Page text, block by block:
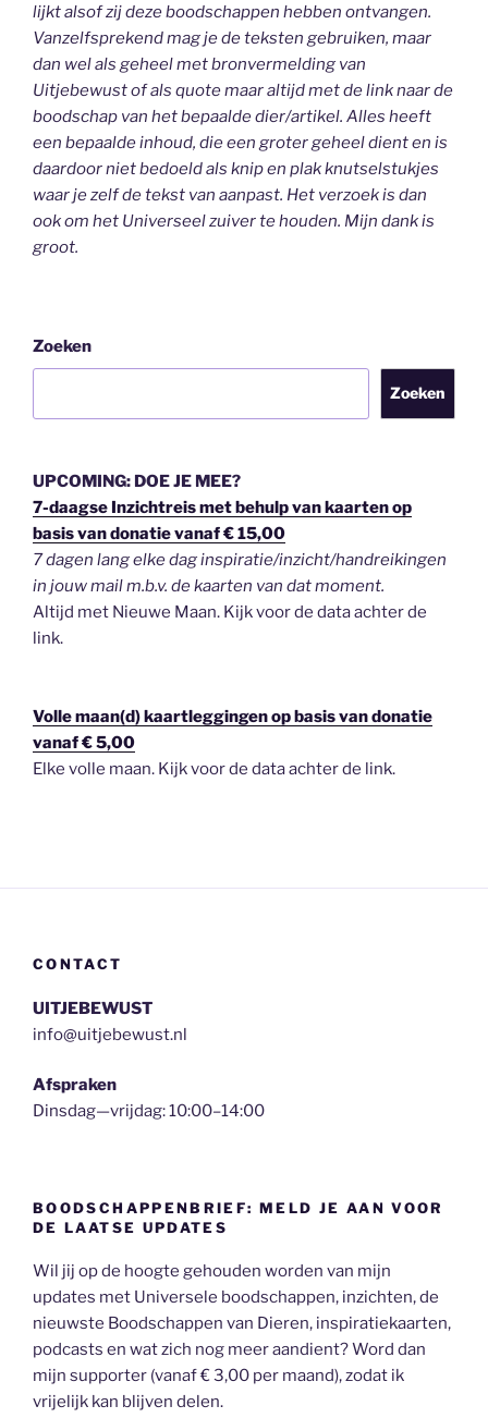
lijkt alsof zij deze boodschappen hebben ontvangen.
Vanzelfsprekend mag je de teksten gebruiken, maar
dan wel als geheelmet bronvermelding van
Uitjebewustof als quote maar altijd met de link naar de
boodschap van het bepaalde dier/artikel. Alles heeft
een bepaalde inhoud, die een groter geheel dient en is
daardoor niet bedoeld als knip en plak knutselstukjes
waar je zelf de tekst van aanpast. Het verzoek is dan
ook om het Universeel zuiver te houden. Mijn dank is
groot.
Zoeken
Zoeken
UPCOMING: DOE JE MEE?
7-daagse Inzichtreis met behulp van kaarten op
basis van donatie vanaf € 15,00
7 dagen lang elke dag inspiratie/inzicht/handreikingen
in jouw mail m.b.v. de kaarten van dat moment.
Altijd met Nieuwe Maan. Kijk voor de data achter de
link.
Volle maan(d) kaartleggingen op basis van donatie
vanaf € 5,00
Elke volle maan. Kijk voor de data achter de link.
CONTACT
UITJEBEWUST
info@uitjebewust.nl
Afspraken
Dinsdag—vrijdag: 10:00–14:00
BOODSCHAPPENBRIEF: MELD JE AAN VOOR
DE LAATSE UPDATES
Wil jij op de hoogte gehouden worden van mijn
updates met Universele boodschappen, inzichten, de
nieuwste Boodschappen van Dieren, inspiratiekaarten,
podcasts en wat zich nog meer aandient? Word dan
mijn supporter (vanaf € 3,00 per maand), zodat ik
vrijelijk kan blijven delen.